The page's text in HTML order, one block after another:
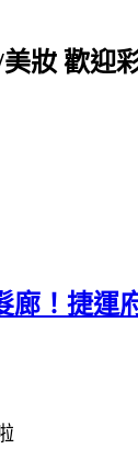
妝 歡迎
！捷運